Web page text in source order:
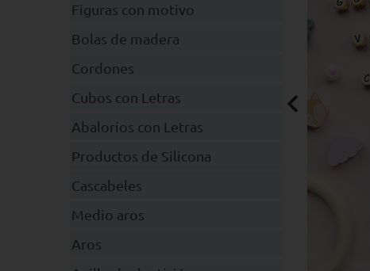
Figuras con motivo
Bolas de madera
Cordones
Cubos con Letras
Abalorios con Letras
Productos de Silicona
Cascabeles
Medio aros
Aros